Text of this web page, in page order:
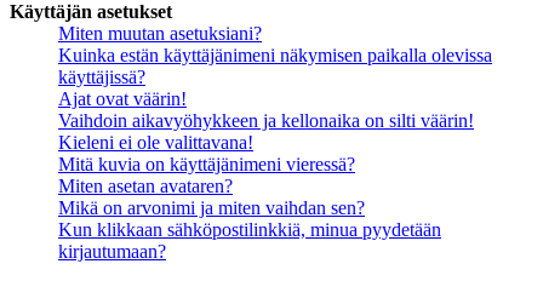
Käyttäjän asetukset
Miten muutan asetuksiani?
Kuinka estän käyttäjänimeni näkymisen paikalla olevissa
käyttäjissä?
Ajat ovat väärin!
Vaihdoin aikavyöhykkeen ja kellonaika on silti väärin!
Kieleni ei ole valittavana!
Mitä kuvia on käyttäjänimeni vieressä?
Miten asetan avataren?
Mikä on arvonimi ja miten vaihdan sen?
Kun klikkaan sähköpostilinkkiä, minua pyydetään
kirjautumaan?